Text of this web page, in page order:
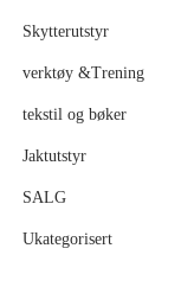
Skytterutstyr
verktøy &Trening
tekstil og bøker
Jaktutstyr
SALG
Ukategorisert